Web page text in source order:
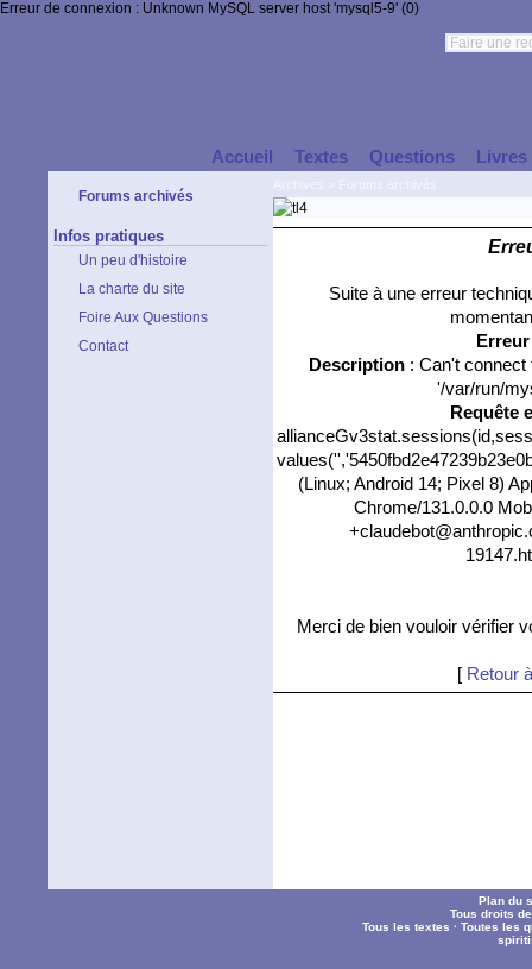
Erreur de connexion : Unknown MySQL server host 'mysql5-9' (0)
Accueil Textes Questions Livres
Forums archivés
Infos pratiques
Un peu d'histoire
La charte du site
Foire Aux Questions
Contact
Suite à une erreur
Description: Can't connect
'/var/run/
Requête
(Linux; Android 14; Pixel 8)
Chrome/131.0.0.0
Merci de bien vouloir vérifier
[ Retour
Plan du
Tous droits
Tous les textes ·Toutes les